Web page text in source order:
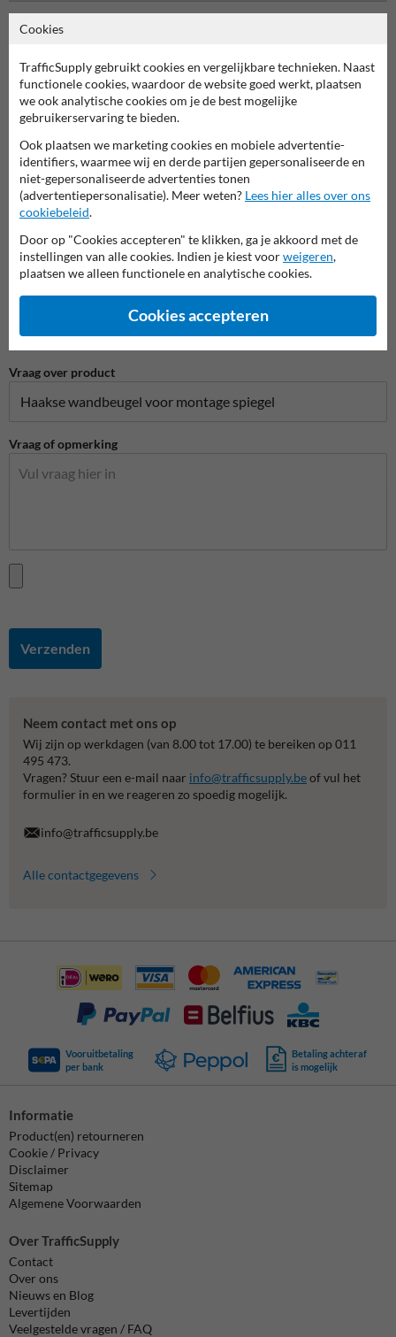
Stel je vraag aan Verkeersspiegel.be
Naam*
Bedrijfsnaam
Telefoonnummer
Vraag over product
Vraag of opmerking
Verzenden
Neem contact met ons op
Wij zijn op werkdagen (van 8.00 tot 17.00) te bereiken op 011
495 473.
Vragen? Stuur een e-mail naar info@trafficsupply.beof vul het
formulier in en we reageren zo spoedig mogelijk.
info@trafficsupply.be
Alle contactgegevens
Vooruitbetaling
per bank
Betaling achteraf
is mogelijk
Informatie
Product(en) retourneren
Cookie / Privacy
Disclaimer
Sitemap
Algemene Voorwaarden
Over TrafficSupply
Contact
Over ons
Nieuws en Blog
Levertijden
Veelgestelde vragen / FAQ
Cookies
TrafficSupply gebruikt cookies en vergelijkbare technieken. Naast
functionele cookies, waardoor de website goed werkt, plaatsen
we ook analytische cookies om je de best mogelijke
gebruikerservaring te bieden.
Ook plaatsen we marketing cookies en mobiele advertentie-
identifiers, waarmee wij en derde partijen gepersonaliseerde en
niet-gepersonaliseerde advertenties tonen
(advertentiepersonalisatie). Meer weten? Lees hier alles over ons
cookiebeleid.
Door op "Cookies accepteren" te klikken, ga je akkoord met de
instellingen van alle cookies. Indien je kiest voorweigeren,
plaatsen we alleen functionele en analytische cookies.
Cookies accepteren